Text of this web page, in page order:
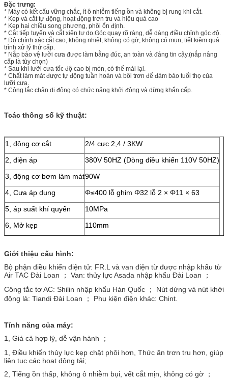
Đặc trưng:
* Máy có kết cấu vững chắc, ít ô nhiễm tiếng ồn và không bị rung khi cắt.
* Kẹp và cắt tự động, hoạt động trơn tru và hiệu quả cao
* Kẹp hai chiều song phương, phôi ổn định.
* Cắt tiếp tuyến và cắt xiên tự do.Góc quay rõ ràng, dễ dàng điều chỉnh góc độ.
* Độ chính xác cắt cao, không nhiệt, không có gờ, không có mụn, tiết kiệm quá
trình xử lý thứ cấp.
* Nắp bảo vệ lưỡi cưa được làm bằng đúc, an toàn và đáng tin cậy.(nắp nâng
cấp là tùy chọn)
* Sau khi lưỡi cưa tốc độ cao bị mòn, có thể mài lại.
* Chất làm mát được tự động tuần hoàn và bôi trơn để đảm bảo tuổi thọ của
lưỡi cưa.
* Công tắc chân di động có chức năng khởi động và dừng khẩn cấp.
Tcác thông số kỹ thuật:
1, động cơ cắt
2/4 cực 2,4 / 3KW
2, điện áp
380V 50HZ (Dòng điều khiển 110V 50HZ)
3, động cơ bơm làm mát90W
4, Cưa áp dụng
Φ≤400 lỗ ghim Φ32 lỗ 2 × Φ11 × 63
5, áp suất khí quyển
10MPa
6, Mở kẹp
110mm
Giới thiệu cấu hình:
Bộ phận điều khiển điện tử: FR.L và van điện từ được nhập khẩu từ
Air TAC Đài Loan ； Van: thủy lực Asada nhập khẩu Đài Loan ；
Công tắc tơ AC: Shilin nhập khẩu Hàn Quốc ； Nút dừng và nút khởi
động là: Tiandi Đài Loan ； Phụ kiện điện khác: Chint.
Tính năng của máy:
1, Giá cả hợp lý, dễ vận hành ；
1, Điều khiển thủy lực kẹp chặt phôi hơn, Thức ăn trơn tru hơn, giúp
liên tục các hoạt động tải;
2, Tiếng ồn thấp, không ô nhiễm bụi, vết cắt mịn, không có gờ ；